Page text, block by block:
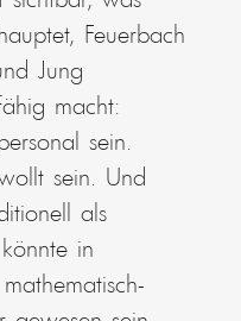
Feuerbach
Jung
macht:
sein.
sein. Und
als
in